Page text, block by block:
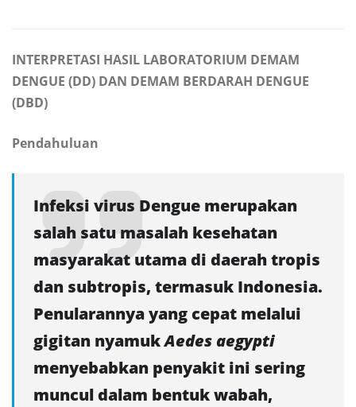
INTERPRETASI HASIL LABORATORIUM DEMAM
DENGUE (DD) DAN DEMAM BERDARAH DENGUE
(DBD)
Pendahuluan
Infeksi virus Dengue merupakan
salah satu masalah kesehatan
masyarakat utama di daerah tropis
dan subtropis, termasuk Indonesia.
Penularannya yang cepat melalui
gigitan nyamukAedes aegypti
menyebabkan penyakit ini sering
muncul dalam bentuk wabah,